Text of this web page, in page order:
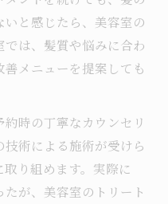
と感じたら、美容室の
は、髪質や悩みに合わ
メニューを提案しても
時の丁寧なカウンセリ
術による施術が受けら
り組めます。実際に
たが、美容室のトリート